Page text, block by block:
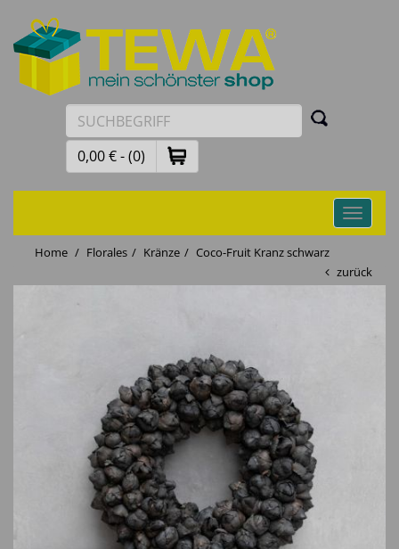
0,00 € - (0)
Toggle
Home
Florales Kränze
Coco-Fruit Kranz schwarz
zurück